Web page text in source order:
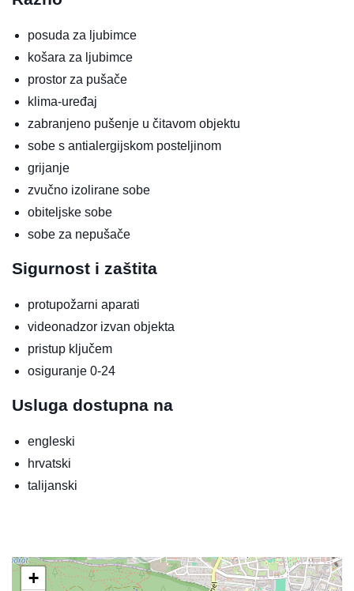
posuda za ljubimce
košara za ljubimce
prostor za pušače
klima-uređaj
zabranjeno pušenje u čitavom objektu
sobe s antialergijskom posteljinom
grijanje
zvučno izolirane sobe
obiteljske sobe
sobe za nepušače
Sigurnost i zaštita
protupožarni aparati
videonadzor izvan objekta
pristup ključem
osiguranje 0-24
Usluga dostupna na
engleski
hrvatski
talijanski
+